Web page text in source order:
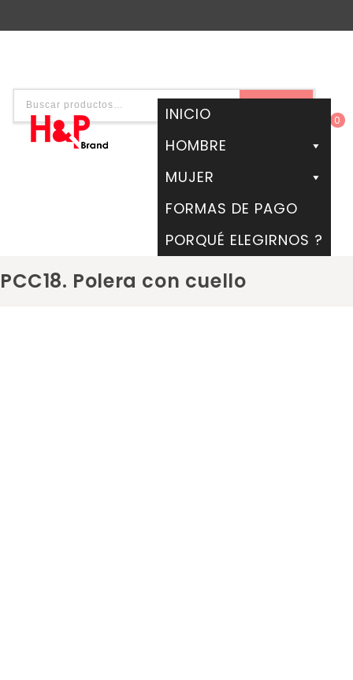
0
INICIO
HOMBRE
MUJER
FORMAS DE PAGO
PORQUÉ ELEGIRNOS ?
PCC18. Polera con cuello